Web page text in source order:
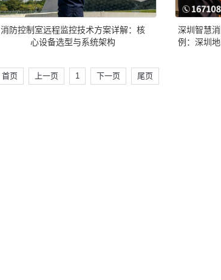
消防控制室远程监控技术方案详解：核
心设备选型与系统架构
深圳智慧
例：深圳
首页 上一页 1 下一页 尾页